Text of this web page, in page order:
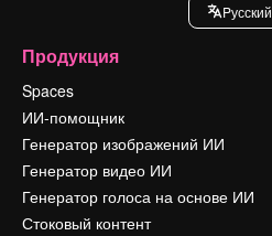
Pусский
Продукция
Spaces
ИИ-помощник
Генератор изображений ИИ
Генератор видео ИИ
Генератор голоса на основе ИИ
Стоковый контент